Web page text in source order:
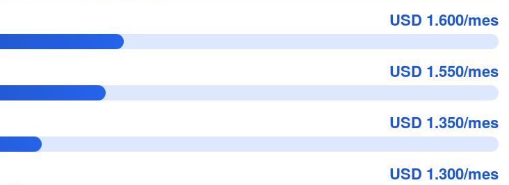
USD 1.600/mes
USD 1.550/mes
USD 1.350/mes
USD 1.300/mes